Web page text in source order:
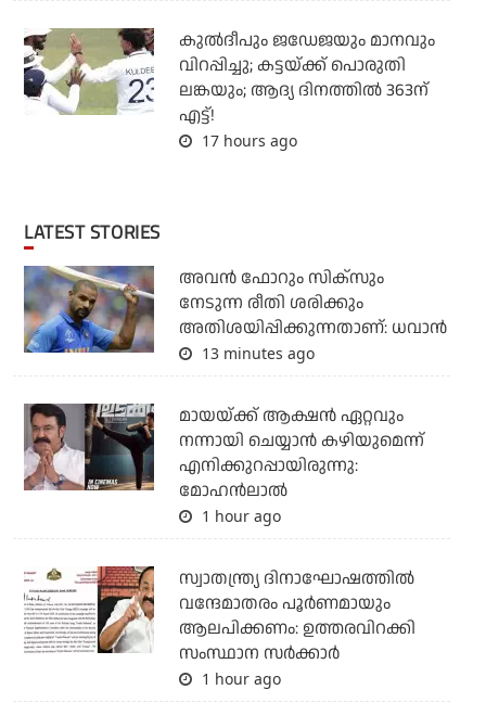
കുല്‍ദീപും ജഡേജയും മാനവും
വിറപ്പിച്ചു; കട്ടയ്ക്ക് പൊരുതി
ലങ്കയും; ആദ്യ ദിനത്തില്‍ 363ന്
എട്ട്!
17 hours ago
LATEST STORIES
അവന്‍ ഫോറും സിക്സും
നേടുന്ന രീതി ശരിക്കും
അതിശയിപ്പിക്കുന്നതാണ്: ധവാന്‍
13 minutes ago
മായയ്ക്ക് ആക്ഷന്‍ ഏറ്റവും
നന്നായി ചെയ്യാന്‍ കഴിയുമെന്ന്
എനിക്കുറപ്പായിരുന്നു:
മോഹന്‍ലാല്‍
1 hour ago
സ്വാതന്ത്ര്യ ദിനാഘോഷത്തില്‍
വന്ദേമാതരം പൂര്‍ണമായും
ആലപിക്കണം: ഉത്തരവിറക്കി
സംസ്ഥാന സര്‍ക്കാര്‍
1 hour ago